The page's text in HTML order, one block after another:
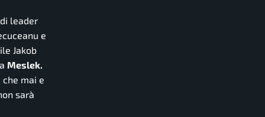
leader
e
Jakob
Meslek.
mai e
sarà